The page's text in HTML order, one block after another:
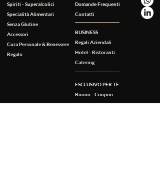
Spiriti - Superalcolici
Specialità Alimentari
Senza Glutine
Accessori
Cura Personale & Benessere
Regalo
Domande Frequenti
Contatti
BUSINESS
Regali Aziendali
Hotel - Ristoranti
Catering
ESCLUSIVO PER TE
Buono - Coupon
Ambassador